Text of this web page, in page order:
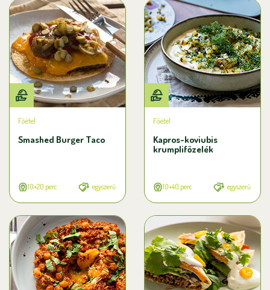
Főétel
Smashed Burger Taco
10+20 perc egyszerű
Főétel
Kapros-koviubis
krumplifőzelék
10+40 perc egyszerű